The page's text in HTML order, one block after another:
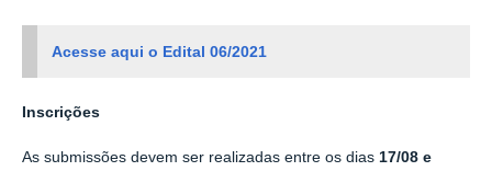
Acesse aqui o Edital 06/2021
Inscrições
As submissões devem ser realizadas entre os dias 17/08 e